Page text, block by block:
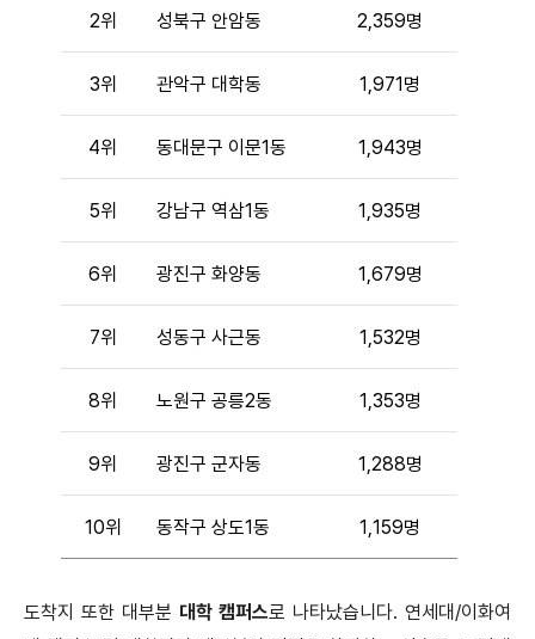
2위 성북구 안암동 2,359명
3위 관악구 대학동 1,971명
4위 동대문구 이문1동 1,943명
5위 강남구 역삼1동 1,935명
6위 광진구 화양동 1,679명
7위 성동구 사근동 1,532명
8위 노원구 공릉2동 1,353명
9위 광진구 군자동 1,288명
10위 동작구 상도1동 1,159명
도착지 또한 대부분 대학 캠퍼스로 나타났습니다. 연세대/이화여